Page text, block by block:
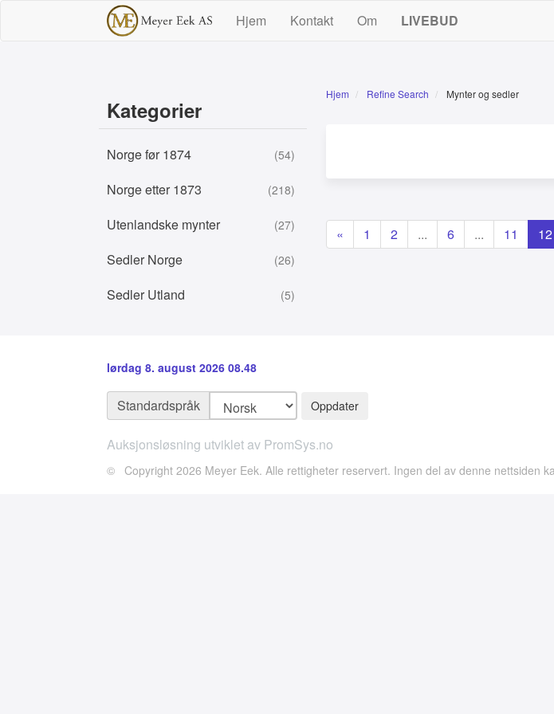
Hjem Kontakt Om LIVEBUD
Kategorier
Norge før 1874 (54)
Norge etter 1873 (218)
Utenlandske mynter (27)
Sedler Norge (26)
Sedler Utland (5)
Hjem Refine Search Mynter og sedler
« 1 2 ... 6 ... 11 12
lørdag 8. august 2026 08.48
Standardspråk
Auksjonsløsning utviklet av PromSys.no
© Copyright 2026 Meyer Eek. Alle rettigheter reservert. Ingen del av denne nettsiden